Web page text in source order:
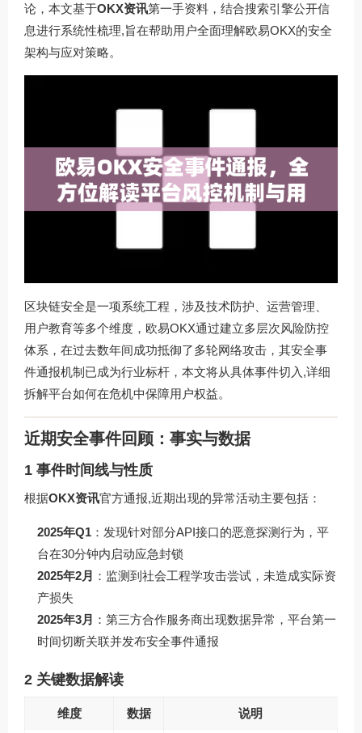
论，本文基于OKX资讯第一手资料，结合搜索引擎公开信
息进行系统性梳理,旨在帮助用户全面理解欧易OKX的安全
架构与应对策略。
区块链安全是一项系统工程，涉及技术防护、运营管理、
用户教育等多个维度，欧易OKX通过建立多层次风险防控
体系，在过去数年间成功抵御了多轮网络攻击，其安全事
件通报机制已成为行业标杆，本文将从具体事件切入,详细
拆解平台如何在危机中保障用户权益。
近期安全事件回顾：事实与数据
1 事件时间线与性质
根据OKX资讯官方通报,近期出现的异常活动主要包括：
2025年Q1 ：发现针对部分API接口的恶意探测行为，平
台在30分钟内启动应急封锁
2025年2月 ：监测到社会工程学攻击尝试，未造成实际资
产损失
2025年3月 ：第三方合作服务商出现数据异常，平台第一
时间切断关联并发布安全事件通报
2 关键数据解读
维度 数据 说明